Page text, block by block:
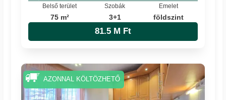
Belső terület
75 m²
Szobák
3+1
Emelet
földszint
81.5 M Ft
AZONNAL KÖLTÖZHETŐ